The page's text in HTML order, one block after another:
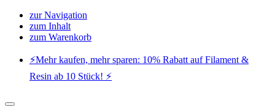
zur Navigation
zum Inhalt
zum Warenkorb
⚡️Mehr kaufen, mehr sparen: 10% Rabatt auf Filament &
Resin ab 10 Stück! ⚡️